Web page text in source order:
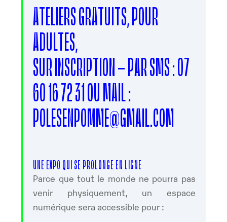
ATELIERS GRATUITS, POUR
ADULTES,
SUR INSCRIPTION – PAR SMS : 07
60 16 72 31 OU MAIL :
POLESENPOMME@GMAIL.COM
UNE EXPO QUI SE PROLONGE EN LIGNE
Parce que tout le monde ne pourra pas
venir physiquement, un espace
numérique sera accessible pour :